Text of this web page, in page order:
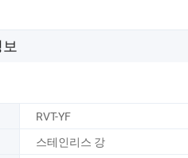
RVT-YF
스테인리스 강